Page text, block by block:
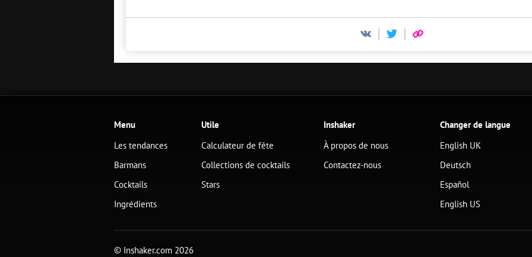
Menu
Les tendances
Barmans
Cocktails
Ingrédients
Utile
Calculateur de fête
Collections de cocktails
Stars
Inshaker
À propos de nous
Contactez-nous
Changer de langue
English UK
Deutsch
Español
English US
© Inshaker.com 2026